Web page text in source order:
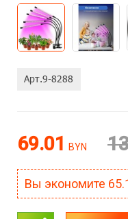
69.01 BYN
Вы экономите